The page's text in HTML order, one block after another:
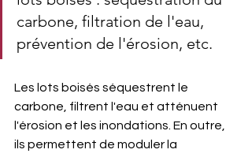
carbone, filtration de l'eau,
prévention de l'érosion, etc.
Les lots boisés séquestrent le
carbone, filtrent l'eau et atténuent
l'érosion et les inondations. En outre,
ils permettent de moduler la